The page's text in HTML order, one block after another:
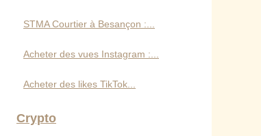
STMA Courtier à Besançon :...
Acheter des vues Instagram :...
Acheter des likes TikTok...
Crypto